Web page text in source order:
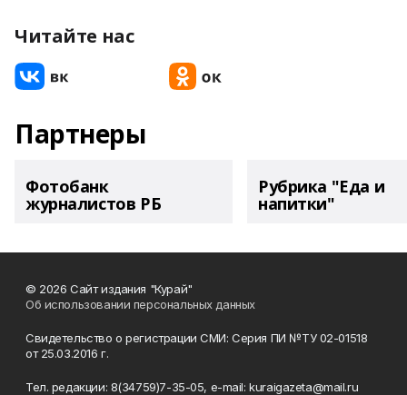
Читайте нас
Партнеры
Фотобанк
журналистов РБ
Рубрика "Еда и
напитки"
© 2026 Сайт издания "Курай"
Об использовании персональных данных
Свидетельство о регистрации СМИ: Серия ПИ №ТУ 02-01518
от 25.03.2016 г.
Тел. редакции: 8(34759)7-35-05, e-mail: kuraigazeta@mail.ru